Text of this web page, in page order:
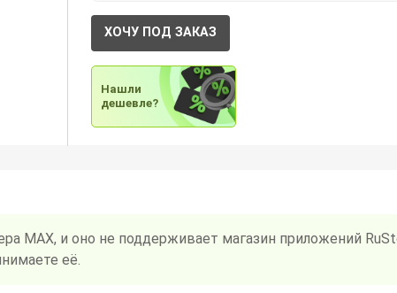
ХОЧУ ПОД ЗАКАЗ
Нашли
дешевле?
MAX, и оно не поддерживает магазин приложений
её.